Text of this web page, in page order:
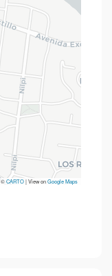
©CARTO| View onGoogle Maps